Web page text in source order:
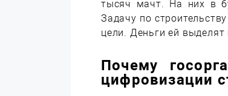
тысяч мачт. На них в
Задачу по
цели. Деньги ей
Почему
цифровизации